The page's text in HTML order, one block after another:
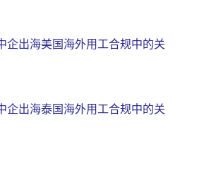
企出海美国海外用工合规中的关
企出海泰国海外用工合规中的关